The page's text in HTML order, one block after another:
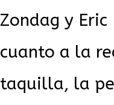
Zondag y Eric
cuanto a la
taquilla, la